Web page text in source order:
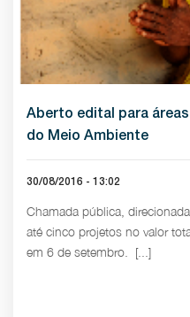
Aberto edital para
do Meio Ambiente
30/08/2016 - 13:02
Chamada pública,
até cinco projetos no valor
em 6 de setembro. [...]